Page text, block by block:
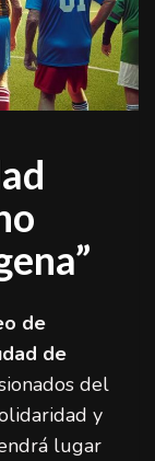
de
de
del
y
lugar